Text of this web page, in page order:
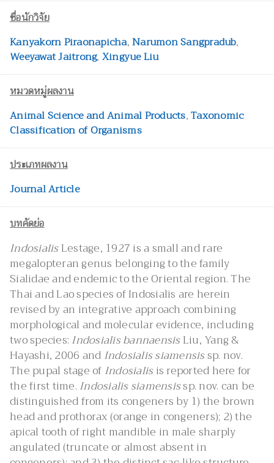
ชื่อนักวิจัย
Kanyakorn Piraonapicha,Narumon Sangpradub,
Weeyawat Jaitrong, Xingyue Liu
หมวดหมู่ผลงาน
Animal Science and Animal Products,Taxonomic
Classification of Organisms
ประเภทผลงาน
Journal Article
บทคัดย่อ
IndosialisLestage, 1927 is a small and rare
megalopteran genus belonging to the family
Sialidae and endemic to the Oriental region. The
Thai and Lao species of Indosialis are herein
revised by an integrative approach combining
morphological and molecular evidence, including
two species: Indosialis bannaensisLiu, Yang &
Hayashi, 2006 and Indosialis siamensissp. nov.
The pupal stage of Indosialisis reported here for
the first time. Indosialis siamensissp. nov. can be
distinguished from its congeners by 1) the brown
head and prothorax (orange in congeners); 2) the
apical tooth of right mandible in male sharply
angulated (truncate or almost absent in